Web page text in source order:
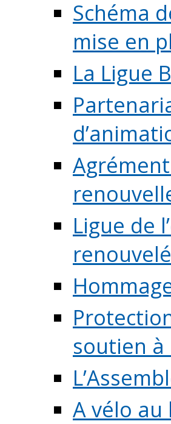
Schéma
mise en
La Ligue
Ligue de
renouvelé
soutien à
A vélo